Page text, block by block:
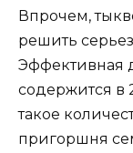
Впрочем,
решить
Эффективная
содержится в
такое
пригоршня